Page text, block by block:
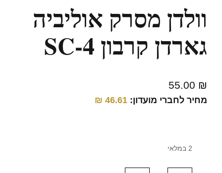
וולדן מסרק אוליביה
גארדן קרבון SC-4
55.00 ₪
מחיר לחברי מועדון: 46.61
₪
2 במלאי